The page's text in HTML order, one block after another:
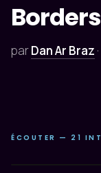
parDan Ar Braz ·
ÉCOUTER — 21